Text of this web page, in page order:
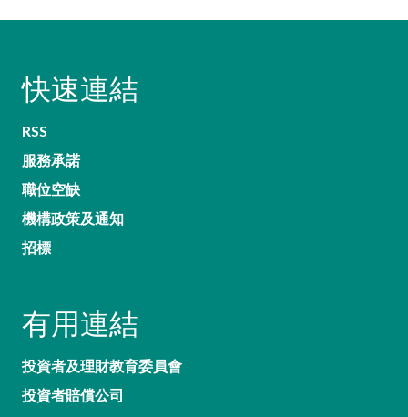
快速連結
RSS
服務承諾
職位空缺
機構政策及通知
招標
有用連結
投資者及理財教育委員會
投資者賠償公司